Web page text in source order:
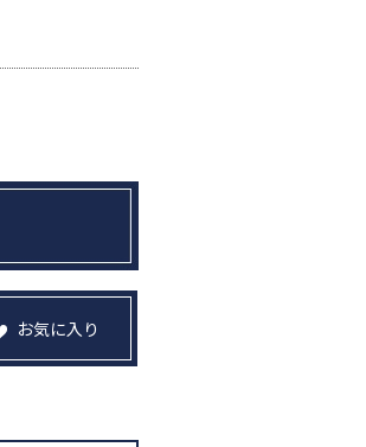
お気に入り